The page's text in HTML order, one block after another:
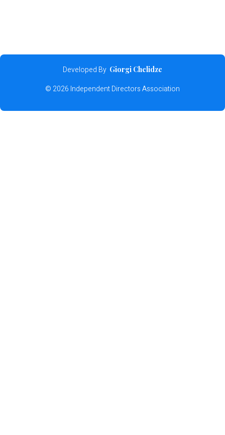
Developed By Giorgi Chelidze
© 2026 Independent Directors Association